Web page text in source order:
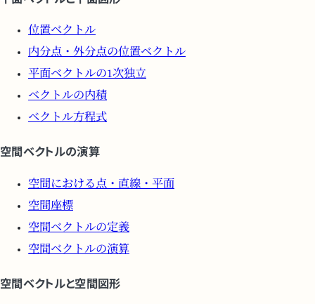
位置ベクトル
内分点・外分点の位置ベクトル
平面ベクトルの1次独立
ベクトルの内積
ベクトル方程式
空間ベクトルの演算
空間における点・直線・平面
空間座標
空間ベクトルの定義
空間ベクトルの演算
空間ベクトルと空間図形